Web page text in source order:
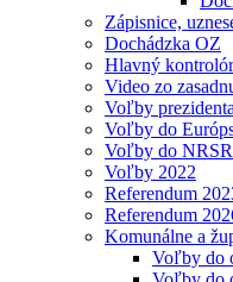
Zápisnice,
Dochádzka OZ
Hlavný kontrolór
Video zo
Voľby
Voľby do
Voľby do
Voľby 2022
Referendum
Referendum
Komunálne a
Voľby do